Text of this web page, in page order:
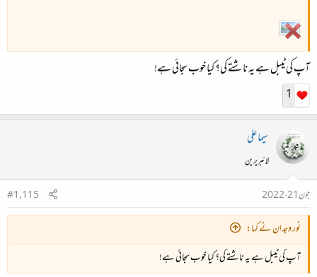
اور ساتھ ساتھ اللہ سے دُعا بھی کرتے رہیئے کہ آپ کی چائے میٹھی ہوجائے۔
ارے یہ تو اچھا خاصا مذاق لگ رہا ہے۔۔۔
بلکہ شاید پاگل پن۔۔۔
اس طرح اور تو کچھ نہیں ہوا۔۔۔
بلکہ چائے بالکل ٹھنڈی ہو چکی ہے۔۔۔
میٹھا تو کیا ہونا تھا اس نے، پینے کے قابل بھی نہیں رہی اب۔۔۔
جی ہاں!! اور بالکل اسی طرح ہی ہماری زندگی ہے، چائے کے ایک کڑوی کسیلے کپ کی طرح۔۔۔
آپ کی ٹیبل ہے یہ ناشتے کی؟ کیا خوب سجائی ہے!
1
سیما علی
لائبریرین
جون 21، 2022
#1,115
نور وجدان نے کہا:
آپ کی ٹیبل ہے یہ ناشتے کی؟ کیا خوب سجائی ہے!